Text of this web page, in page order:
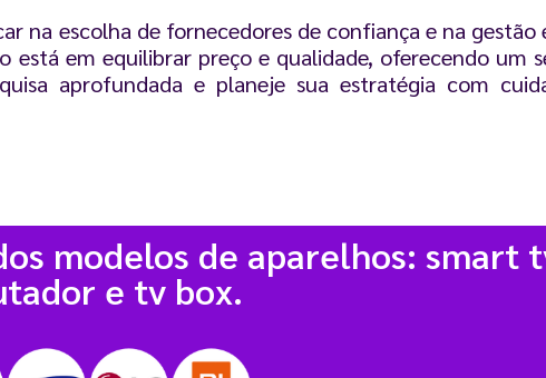
na escolha de fornecedores de confiança e na gestão
está em equilibrar preço e qualidade, oferecendo um
aprofundada e planeje sua estratégia com
modelos de aparelhos: smart
e tv box.